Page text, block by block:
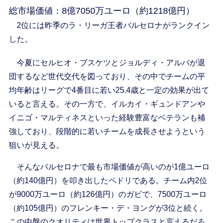
総市場価値：8億7050万ユーロ（約1218億円）
2位には昨季のラ・リーガ王者バルセロナがランクイン
した。
今夏にセルヒオ・ブスケツとジョルディ・アルバが退
団するなど世代交代を図っており、その中でチームの平
均年齢はリーグで4番目に若い25.4歳と一定の効果が出て
いると言える。その一方で、イルカイ・ギュンドアンや
イニゴ・マルティネスといった経験豊富なベテランも補
強しており、段階的に若いチームを成長させようという
狙いが見える。
そんなバルセロナで最も市場価値が高いのが1億ユーロ
（約140億円）を叩き出したペドリである。チーム内2位
が9000万ユーロ（約126億円）のガビで、7500万ユーロ
（約105億円）のフレンキー・デ・ヨングが3位と続く。